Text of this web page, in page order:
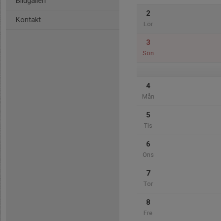
Kontakt
2
Lör
3
Sön
4
Mån
5
Tis
6
Ons
7
Tor
8
Fre